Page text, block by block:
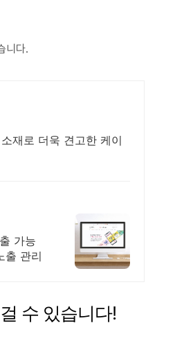
니다.
재로 더욱 견고한 케이
가능
출 관리
수 있습니다!